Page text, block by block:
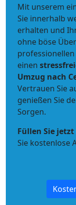
Mit unserem
Sie innerhalb
erhalten und
ohne böse
einen
Umzug nach
Vertrauen Sie
genießen Sie
Sorgen.
Füllen Sie
Sie kostenlose